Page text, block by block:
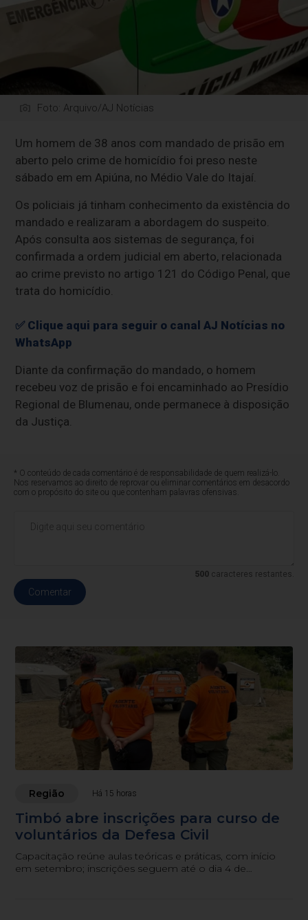
Foto: Arquivo/AJ Notícias
Um homem de 38 anos com mandado de prisão em
aberto pelo crime de homicídio foi preso neste
sábado em em Apiúna, no Médio Vale do Itajaí.
Os policiais já tinham conhecimento da existência do
mandado e realizaram a abordagem do suspeito.
Após consulta aos sistemas de segurança, foi
confirmada a ordem judicial em aberto, relacionada
ao crime previsto no artigo 121 do Código Penal, que
trata do homicídio.
✅ Clique aqui para seguir o canal AJ Notícias no
WhatsApp
Diante da confirmação do mandado, o homem
recebeu voz de prisão e foi encaminhado ao Presídio
Regional de Blumenau, onde permanece à disposição
da Justiça.
* O conteúdo de cada comentário é de responsabilidade de quem realizá-lo.
Nos reservamos ao direito de reprovar ou eliminar comentários em desacordo
com o propósito do site ou que contenham palavras ofensivas.
500caracteres restantes.
Comentar
Região Há 15 horas
Timbó abre inscrições para curso de
voluntários da Defesa Civil
Capacitação reúne aulas teóricas e práticas, com início
em setembro; inscrições seguem até o dia 4 de